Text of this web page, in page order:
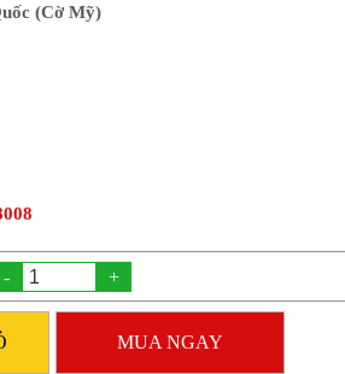
(Cờ Mỹ)
- +
MUA NGAY